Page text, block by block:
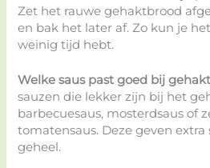
Zet het rauwe gehaktbrood
en bak het later af. Zo kun je
weinig tijd hebt.
Welke saus past goed bij
sauzen die lekker zijn bij het
barbecuesaus, mosterdsaus of
tomatensaus. Deze geven
geheel.